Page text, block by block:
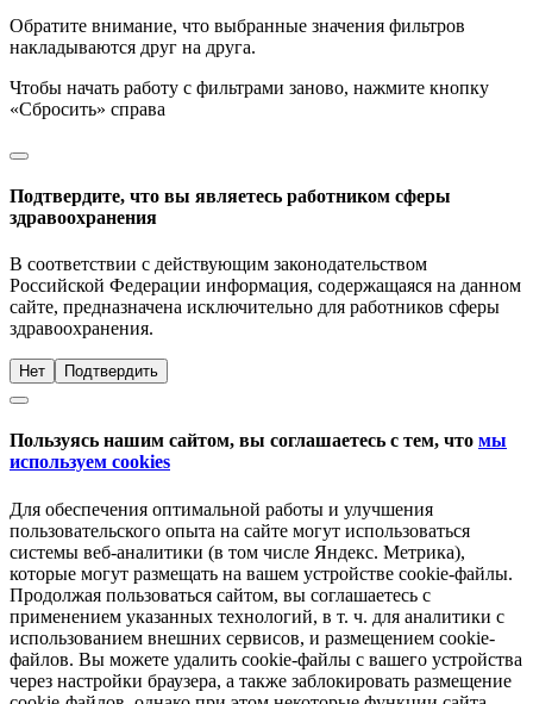
Обратите внимание, что выбранные значения фильтров
накладываются друг на друга.
Чтобы начать работу с фильтрами заново, нажмите кнопку
«Сбросить» справа
Подтвердите, что вы являетесь работником сферы
здравоохранения
В соответствии с действующим законодательством
Российской Федерации информация, содержащаяся на данном
сайте, предназначена исключительно для работников сферы
здравоохранения.
Нет Подтвердить
Пользуясь нашим сайтом, вы соглашаетесь с тем, что мы
используем cookies
Для обеспечения оптимальной работы и улучшения
пользовательского опыта на сайте могут использоваться
системы веб-аналитики (в том числе Яндекс. Метрика),
которые могут размещать на вашем устройстве cookie-файлы.
Продолжая пользоваться сайтом, вы соглашаетесь с
применением указанных технологий, в т. ч. для аналитики с
использованием внешних сервисов, и размещением cookie-
файлов. Вы можете удалить cookie-файлы с вашего устройства
через настройки браузера, а также заблокировать размещение